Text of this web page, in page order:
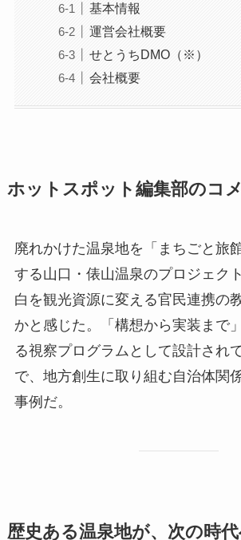
基本情報
運営会社概要
せとうちDMO（※）
会社概要
ホットスポット編集部のコ
廃れかけた温泉地を「まちごと旅
する山口・俵山温泉のプロジェク
白を観光資源に変える官民連携の
かと感じた。「構想から実装まで
る視察プログラムとして設計され
で、地方創生に取り組む自治体関
事例だ。
歴史ある温泉地が、次の時代